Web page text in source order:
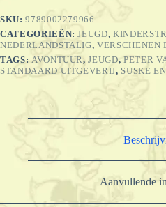
aantal
SKU:9789002279966
CATEGORIEËN:JEUGD,
NEDERLANDSTALIG,VERSCHENEN
TAGS: AVONTUUR,JEUGD, PETER
STANDAARD UITGEVERIJ, SUSKE
Aanvullende